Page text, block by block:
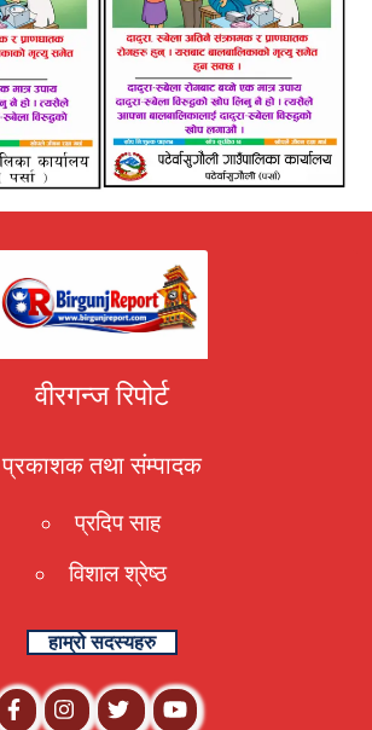
वीरगन्ज रिपोर्ट
प्रकाशक तथा संम्पादक
प्रदिप साह
विशाल श्रेष्ठ
हाम्रो सदस्यहरु